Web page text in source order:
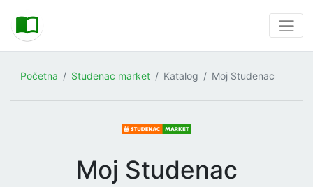
Početna Studenac market Katalog Moj Studenac
Moj Studenac